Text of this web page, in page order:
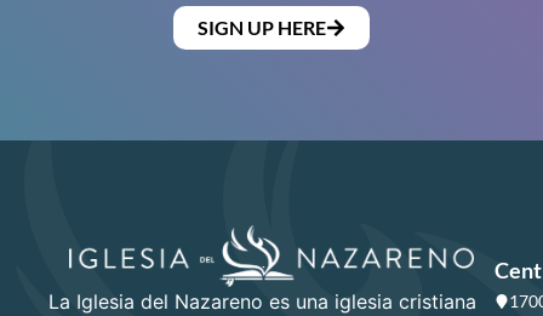
SIGN UP HERE
La Iglesia del Nazareno es una iglesia cristiana